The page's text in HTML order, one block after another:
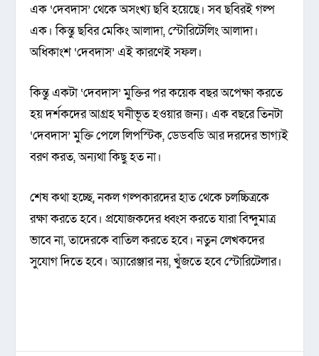
এক ‘দেবদাস’ থেকে অসংখ্য ছবি হয়েছে। সব ছবিরই গল্প
এক। কিন্তু ছবির মেকিং আলাদা, স্টোরিটেলিং আলাদা।
অধিকাংশ ‘দেবদাস’ এই কারণেই সফল।
কিন্তু একটা ‘দেবদাস’ মুক্তির পর কয়েক বছর অপেক্ষা করতে
হয় দর্শকদের আগ্রহ ঘনীভূত হওয়ার জন্য। এক বছরে তিনটা
‘দেবদাস’ মুক্তি পেলে লিপস্টিক, ডেডবডি আর দরদের ভাগ্যই
বরণ করত, অন্যথা কিছু হত না।
শেষ কথা হচ্ছে, নকল গল্পকারদের হাত থেকে চলচ্চিত্রকে
রক্ষা করতে হবে। প্রযোজকদের ধ্বংস করতে যারা বিন্দুমাত্র
ভাবে না, তাদেরকে বাতিল করতে হবে। নতুন লেখকদের
সুযোগ দিতে হবে। অ্যারেঞ্জার নয়, খুঁজতে হবে স্টোরিটেলার।